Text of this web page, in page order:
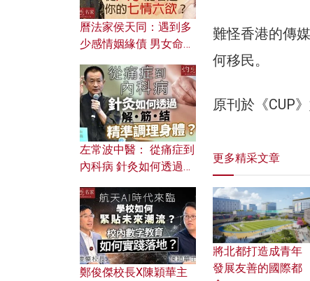
難怪香港的傳
何移民。
原刊於《CUP
更多精采文章
將北都打造成青年
發展友善的國際都
曆法家侯天同：遇到多
少感情姻緣債 男女命途
的七情六欲？
左常波中醫： 從痛症到
內科病 針灸如何透過解
鄭俊傑校長X陳穎華主